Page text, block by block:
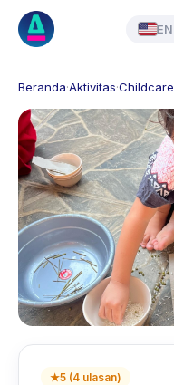
EN
Beranda·Aktivitas·Childcare
★5 (4 ulasan)